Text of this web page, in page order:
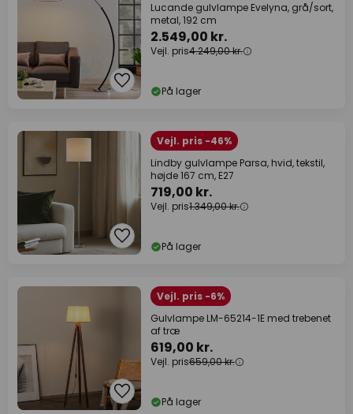
Lucande gulvlampe Evelyna, grå/sort,
metal, 192 cm
2.549,00 kr.
Vejl. pris4.249,00 kr.
På lager
Vejl. pris -46%
Lindby gulvlampe Parsa, hvid, tekstil,
højde 167 cm, E27
719,00 kr.
Vejl. pris1.349,00 kr.
På lager
Vejl. pris -6%
Gulvlampe LM-65214-1E med trebenet
af træ
619,00 kr.
Vejl. pris659,00 kr.
På lager